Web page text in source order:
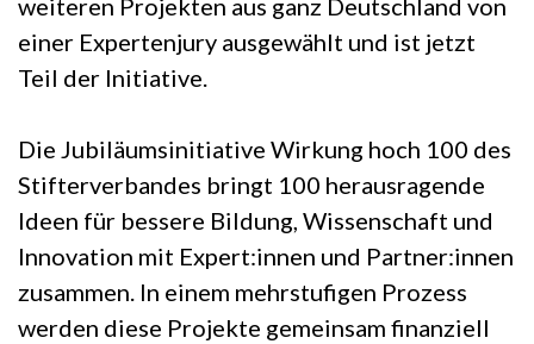
weiteren Projekten aus ganz Deutschland von
einer Expertenjury ausgewählt und ist jetzt
Teil der Initiative.
Die Jubiläumsinitiative Wirkung hoch 100 des
Stifterverbandes bringt 100 herausragende
Ideen für bessere Bildung, Wissenschaft und
Innovation mit Expert:innen und Partner:innen
zusammen. In einem mehrstufigen Prozess
werden diese Projekte gemeinsam finanziell